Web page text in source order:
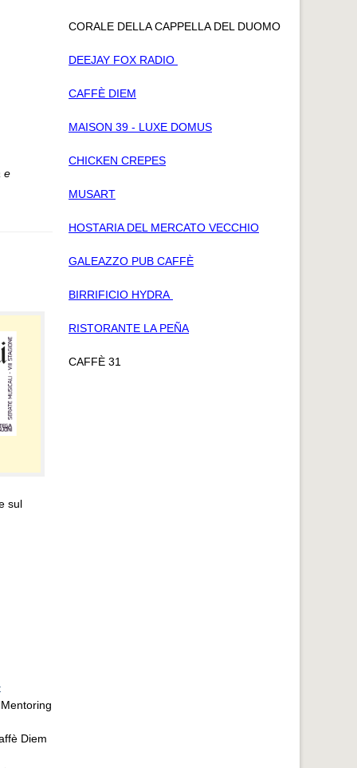
e
sul
Diem
CORALE DELLA CAPPELLA DEL DUOMO
DEEJAY FOX RADIO
CAFFÈ DIEM
MAISON 39 - LUXE DOMUS
CHICKEN CREPES
MUSART
HOSTARIA DEL MERCATO VECCHIO
GALEAZZO PUB CAFFÈ
BIRRIFICIO HYDRA
RISTORANTE LA PEÑA
CAFFÈ 31